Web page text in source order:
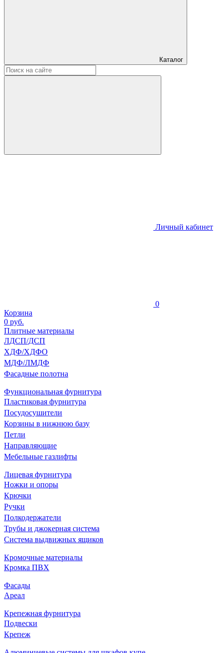
Каталог
Личный кабинет
0
Корзина
0 руб.
Плитные материалы
ЛДСП/ДСП
ХДФ/ХДФО
МДФ/ЛМДФ
Фасадные полотна
Функциональная фурнитура
Пластиковая фурнитура
Посудосушители
Корзины в нижнюю базу
Петли
Направляющие
Мебельные газлифты
Лицевая фурнитура
Ножки и опоры
Крючки
Ручки
Полкодержатели
Трубы и джокерная система
Система выдвижных ящиков
Кромочные материалы
Кромка ПВХ
Фасады
Ареал
Крепежная фурнитура
Подвески
Крепеж